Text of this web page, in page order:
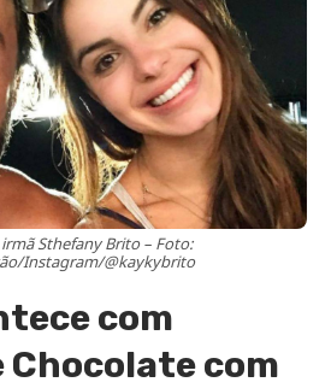
irmã Sthefany Brito – Foto:
Instagram/@kaykybrito
com
Chocolate com